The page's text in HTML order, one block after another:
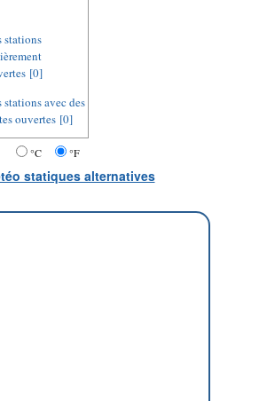
stations
[0]
stations avec des
ouvertes [0]
°C °F
statiques alternatives